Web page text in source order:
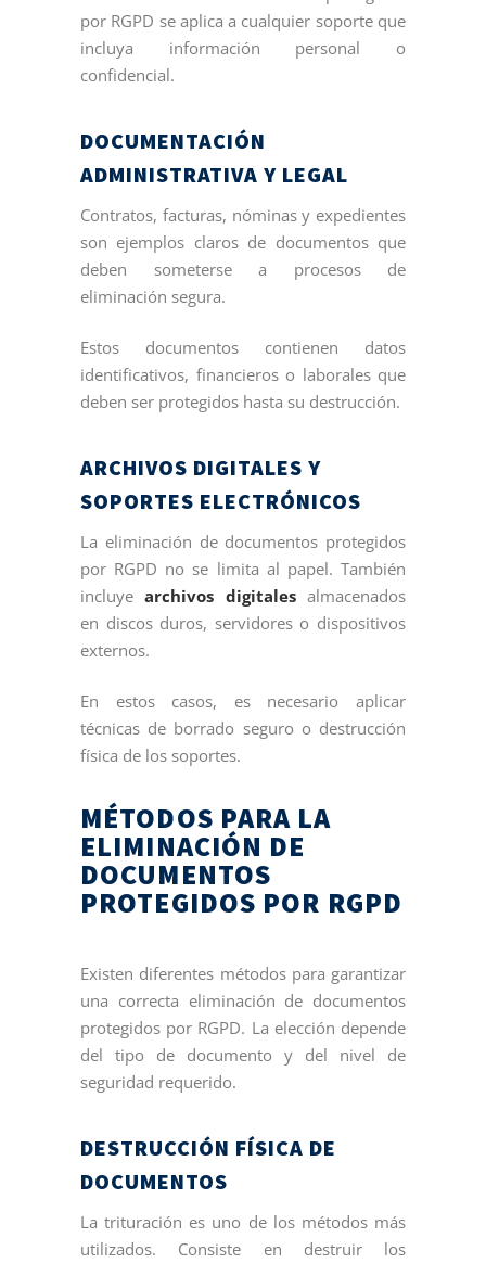
por RGPD se aplica a cualquier soporte que
incluya información personal o
confidencial.
DOCUMENTACIÓN
ADMINISTRATIVA Y LEGAL
Contratos, facturas, nóminas y expedientes
son ejemplos claros de documentos que
deben someterse a procesos de
eliminación segura.
Estos documentos contienen datos
identificativos, financieros o laborales que
deben ser protegidos hasta su destrucción.
ARCHIVOS DIGITALES Y
SOPORTES ELECTRÓNICOS
La eliminación de documentos protegidos
por RGPD no se limita al papel. También
incluye archivos digitales almacenados
en discos duros, servidores o dispositivos
externos.
En estos casos, es necesario aplicar
técnicas de borrado seguro o destrucción
física de los soportes.
MÉTODOS PARA LA
ELIMINACIÓN DE
DOCUMENTOS
PROTEGIDOS POR RGPD
Existen diferentes métodos para garantizar
una correcta eliminación de documentos
protegidos por RGPD. La elección depende
del tipo de documento y del nivel de
seguridad requerido.
DESTRUCCIÓN FÍSICA DE
DOCUMENTOS
La trituración es uno de los métodos más
utilizados. Consiste en destruir los